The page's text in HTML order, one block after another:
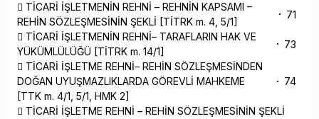
 TİCARİ İŞLETMENİN REHNİ – REHNİN KAPSAMI –
REHİN SÖZLEŞMESİNİN ŞEKLİ [TİTRK m. 4, 5/1]
71
 TİCARİ İŞLETMENİN REHNİ– TARAFLARIN HAK VE
YÜKÜMLÜLÜĞÜ [TİTRK m. 14/1]
73
 TİCARİ İŞLETME REHNİ– REHİN SÖZLEŞMESİNDEN
DOĞAN UYUŞMAZLIKLARDA GÖREVLİ MAHKEME
[TTK m. 4/1, 5/1, HMK 2]
74
 TİCARİ İŞLETME REHNİ – REHİN SÖZLEŞMESİNİN ŞEKLİ